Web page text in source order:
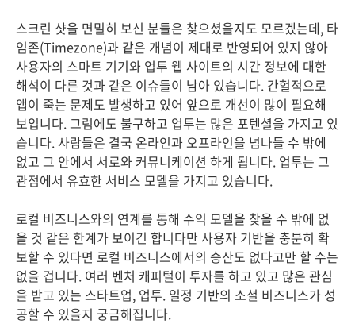
스크린 샷을 면밀히 보신 분들은 찾으셨을지도 모르겠는데, 타
임존(Timezone)과 같은 개념이 제대로 반영되어 있지 않아
사용자의 스마트 기기와 업투 웹 사이트의 시간 정보에 대한
해석이 다른 것과 같은 이슈들이 남아 있습니다. 간헐적으로
앱이 죽는 문제도 발생하고 있어 앞으로 개선이 많이 필요해
보입니다. 그럼에도 불구하고 업투는 많은 포텐셜을 가지고 있
습니다. 사람들은 결국 온라인과 오프라인을 넘나들 수 밖에
없고 그 안에서 서로와 커뮤니케이션 하게 됩니다. 업투는 그
관점에서 유효한 서비스 모델을 가지고 있습니다.
로컬 비즈니스와의 연계를 통해 수익 모델을 찾을 수 밖에 없
을 것 같은 한계가 보이긴 합니다만 사용자 기반을 충분히 확
보할 수 있다면 로컬 비즈니스에서의 승산도 없다고만 할 수는
없을 겁니다. 여러 벤처 캐피털이 투자를 하고 있고 많은 관심
을 받고 있는 스타트업, 업투. 일정 기반의 소셜 비즈니스가 성
공할 수 있을지 궁금해집니다.